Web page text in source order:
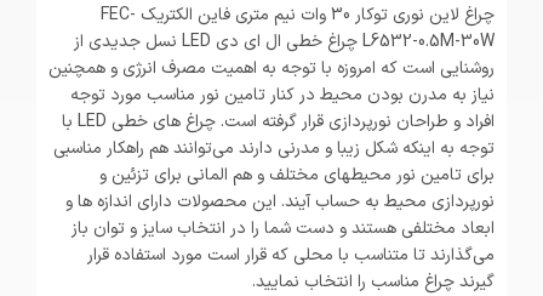
چراغ لاین نوری توکار 30 وات نیم متری فاین الکتریک FEC-
L6532-0.5M-30W چراغ خطی ال ای دی LED نسل جدیدی از
روشنایی است که امروزه با توجه به اهمیت مصرف انرژی و همچنین
نیاز به مدرن بودن محیط در کنار تامین نور مناسب مورد توجه
افراد و طراحان نورپردازی قرار گرفته است. چراغ های خطی LED با
توجه به اینکه شکل زیبا و مدرنی دارند می‌توانند هم راهکار مناسبی
برای تامین نور محیطهای مختلف و هم المانی برای تزئین و
نورپردازی محیط به حساب آیند. این محصولات دارای اندازه ها و
ابعاد مختلفی هستند و دست شما را در انتخاب سایز و توان باز
می‌گذارند تا متناسب با محلی که قرار است مورد استفاده قرار
گیرند چراغ مناسب را انتخاب نمایید.